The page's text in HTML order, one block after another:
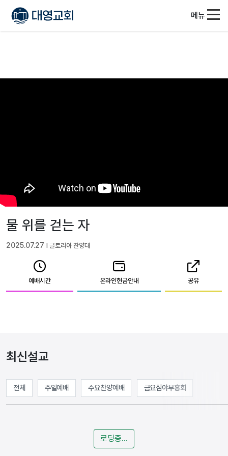
메뉴
물 위를 걷는 자
2025.07.27 l 글로리아 찬양대
예배시간 온라인헌금안내 공유
최신설교
전체 주일예배 수요찬양예배 금요심야부흥회
로딩중...